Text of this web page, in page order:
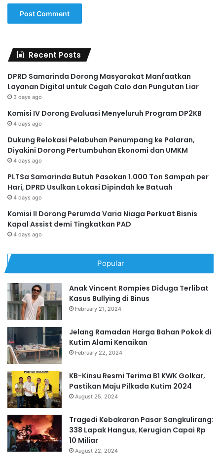
Recent Posts
DPRD Samarinda Dorong Masyarakat Manfaatkan
Layanan Digital untuk Cegah Calo dan Pungutan Liar
3 days ago
Komisi IV Dorong Evaluasi Menyeluruh Program DP2KB
4 days ago
Dukung Relokasi Pelabuhan Penumpang ke Palaran,
Diyakini Dorong Pertumbuhan Ekonomi dan UMKM
4 days ago
PLTSa Samarinda Butuh Pasokan 1.000 Ton Sampah per
Hari, DPRD Usulkan Lokasi Dipindah ke Batuah
4 days ago
Komisi II Dorong Perumda Varia Niaga Perkuat Bisnis
Kapal Assist demi Tingkatkan PAD
4 days ago
Popular
Anak Vincent Rompies Diduga Terlibat
Kasus Bullying di Binus
February 21, 2024
Jelang Ramadan Harga Bahan Pokok di
Kutim Alami Kenaikan
February 22, 2024
KB-Kinsu Resmi Terima B1 KWK Golkar,
Pastikan Maju Pilkada Kutim 2024
August 25, 2024
Tragedi Kebakaran Pasar Sangkulirang:
338 Lapak Hangus, Kerugian Capai Rp
10 Miliar
August 22, 2024